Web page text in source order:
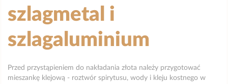
szlagmetal i
szlagaluminium
Przed przystąpieniem do nakładania złota należy przygotować
mieszankę klejową - roztwór spirytusu, wody i kleju kostnego w